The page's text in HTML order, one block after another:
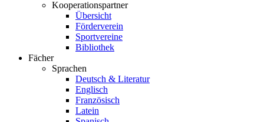
Kooperationspartner
Übersicht
Förderverein
Sportvereine
Bibliothek
Fächer
Sprachen
Deutsch & Literatur
Englisch
Französisch
Latein